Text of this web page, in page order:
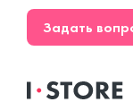
Задать